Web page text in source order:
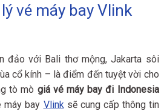
vé máy bay Vlink
đảo với Bali thơ mộng, Jakarta sôi
cổ kính – là điểm đến tuyệt vời cho
tò mò giá vé máy bay đi Indonesia
máy bay Vlink sẽ cung cấp thông tin